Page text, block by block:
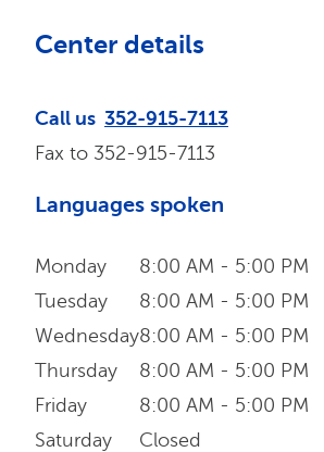
Center details
Call us 352-915-7113
Fax to 352-915-7113
Languages spoken
Monday
Tuesday
Wednesday
Thursday
Friday
Saturday
8:00 AM - 5:00 PM
8:00 AM - 5:00 PM
8:00 AM - 5:00 PM
8:00 AM - 5:00 PM
8:00 AM - 5:00 PM
Closed